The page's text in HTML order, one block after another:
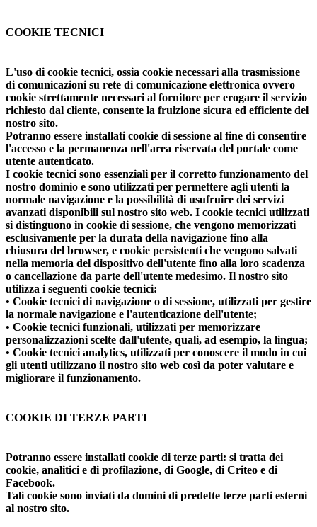
COOKIE TECNICI
L'uso di cookie tecnici, ossia cookie necessari alla trasmissione
di comunicazioni su rete di comunicazione elettronica ovvero
cookie strettamente necessari al fornitore per erogare il servizio
richiesto dal cliente, consente la fruizione sicura ed efficiente del
nostro sito.
Potranno essere installati cookie di sessione al fine di consentire
l'accesso e la permanenza nell'area riservata del portale come
utente autenticato.
I cookie tecnici sono essenziali per il corretto funzionamento del
nostro dominio e sono utilizzati per permettere agli utenti la
normale navigazione e la possibilità di usufruire dei servizi
avanzati disponibili sul nostro sito web. I cookie tecnici utilizzati
si distinguono in cookie di sessione, che vengono memorizzati
esclusivamente per la durata della navigazione fino alla
chiusura del browser, e cookie persistenti che vengono salvati
nella memoria del dispositivo dell'utente fino alla loro scadenza
o cancellazione da parte dell'utente medesimo. Il nostro sito
utilizza i seguenti cookie tecnici:
• Cookie tecnici di navigazione o di sessione, utilizzati per gestire
la normale navigazione e l'autenticazione dell'utente;
• Cookie tecnici funzionali, utilizzati per memorizzare
personalizzazioni scelte dall'utente, quali, ad esempio, la lingua;
• Cookie tecnici analytics, utilizzati per conoscere il modo in cui
gli utenti utilizzano il nostro sito web così da poter valutare e
migliorare il funzionamento.
COOKIE DI TERZE PARTI
Potranno essere installati cookie di terze parti: si tratta dei
cookie, analitici e di profilazione, di Google, di Criteo e di
Facebook.
Tali cookie sono inviati da domini di predette terze parti esterni
al nostro sito.